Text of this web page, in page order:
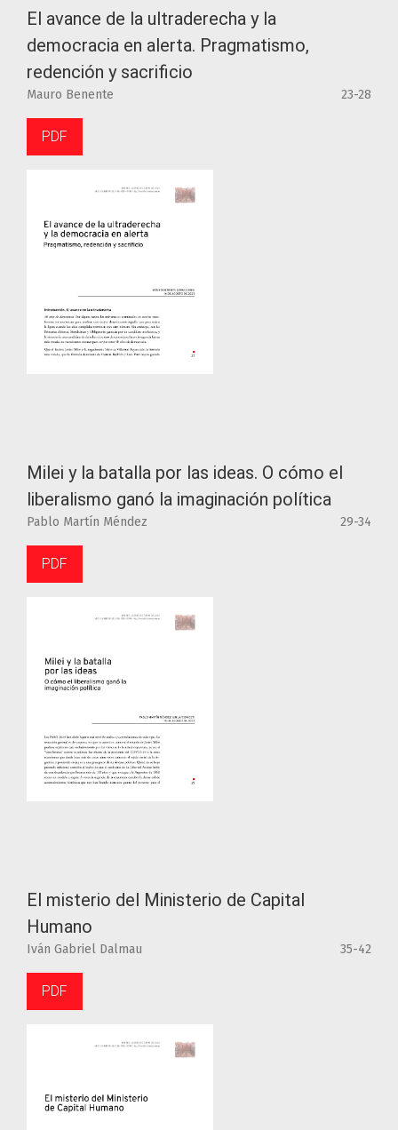
El avance de la ultraderecha y la
democracia en alerta. Pragmatismo,
redención y sacrificio
Mauro Benente 23-28
PDF
Milei y la batalla por las ideas. O cómo el
liberalismo ganó la imaginación política
Pablo Martín Méndez 29-34
PDF
El misterio del Ministerio de Capital
Humano
Iván Gabriel Dalmau 35-42
PDF